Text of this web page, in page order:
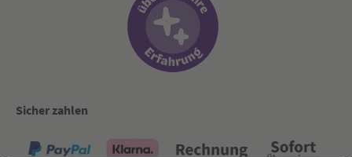
Sicher zahlen